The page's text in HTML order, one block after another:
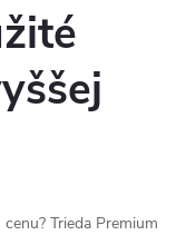
Trieda Premium